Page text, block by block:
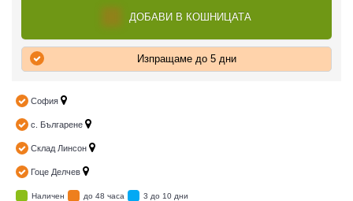
ЕКИПИРОВКА
ДОБАВИ В КОШНИЦАТА
Изпращаме до 5 дни
София
с. Българене
Склад Линсон
Гоце Делчев
Наличен до 48 часа 3 до 10 дни